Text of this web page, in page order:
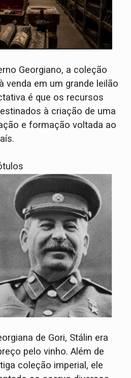
Georgiano, a coleção
venda em um grande leilão
é que os recursos
à criação de uma
e formação voltada ao
de Gori, Stálin era
pelo vinho. Além de
coleção imperial, ele